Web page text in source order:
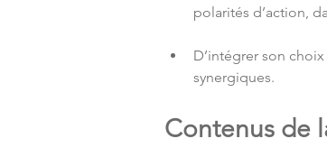
polarités d’action,
D’intégrer son
synergiques.
Contenus de